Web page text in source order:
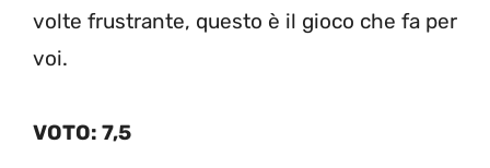
volte frustrante, questo è il gioco che fa per
voi.
VOTO: 7,5